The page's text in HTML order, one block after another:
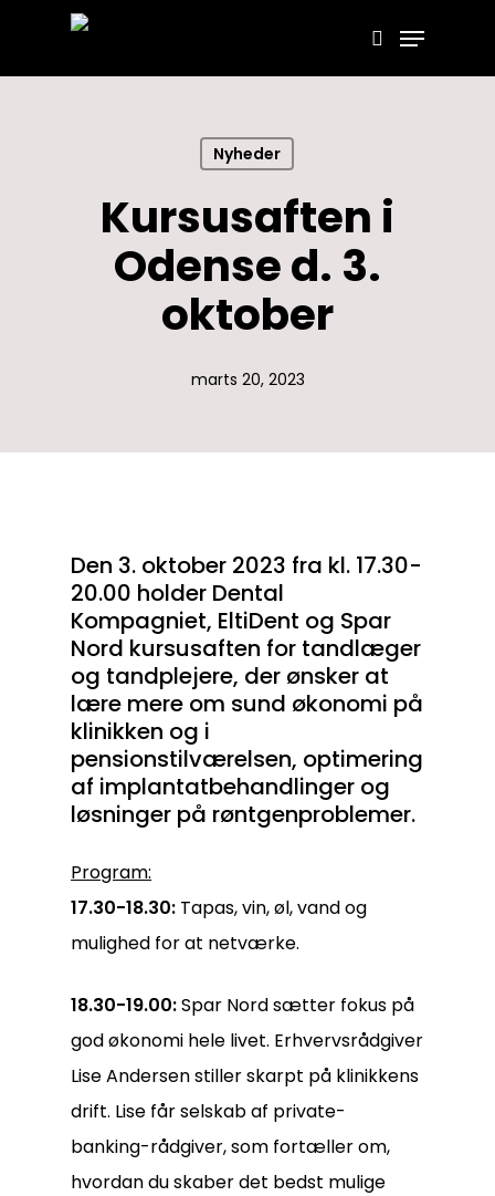
search
Menu
Nyheder
Kursusaften i
Odense d. 3.
oktober
marts 20, 2023
Den 3. oktober 2023 fra kl. 17.30-
20.00 holder Dental
Kompagniet, EltiDent og Spar
Nord kursusaften for tandlæger
og tandplejere, der ønsker at
lære mere om sund økonomi på
klinikken og i
pensionstilværelsen, optimering
af implantatbehandlinger og
løsninger på røntgenproblemer.
Program:
17.30-18.30: Tapas, vin, øl, vand og
mulighed for at netværke.
18.30-19.00:Spar Nord sætter fokus på
god økonomi hele livet. Erhvervsrådgiver
Lise Andersen stiller skarpt på klinikkens
drift. Lise får selskab af private-
banking-rådgiver, som fortæller om,
hvordan du skaber det bedst mulige